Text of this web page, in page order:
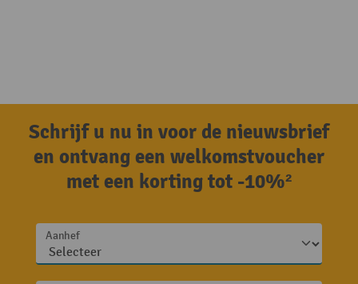
Schrijf u nu in voor de nieuwsbrief
en ontvang een welkomstvoucher
met een korting tot -10%²
Aanhef